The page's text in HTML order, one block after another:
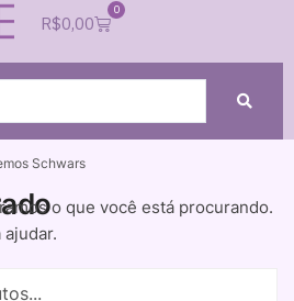
R$0,00
0
Schwars
o que você está procurando.